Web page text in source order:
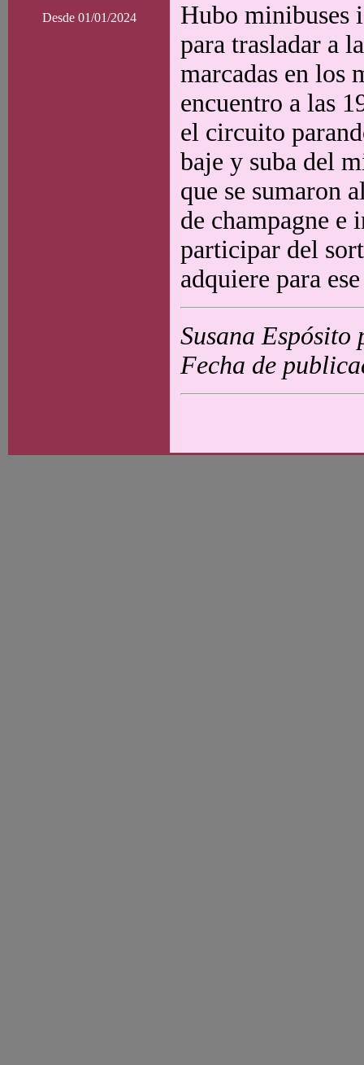
Desde 01/01/2024
Hubo minibuses
para trasladar a
marcadas en los
encuentro a las
el circuito
baje y suba del
que se sumaron
de champagne e
participar del
adquiere para
Susana
Fecha de